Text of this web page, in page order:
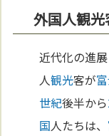
外国人観
近代化の進
人観光客が
世紀後半から
国人たちは、